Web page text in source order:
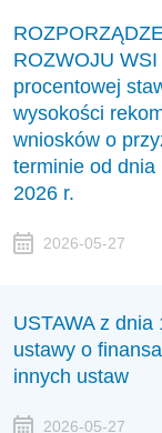
ROZWOJU
procentowej
wysokości
wniosków o
terminie od dnia
2026 r.
2026-05-27
USTAWA z
ustawy o
innych ustaw
2026-05-27